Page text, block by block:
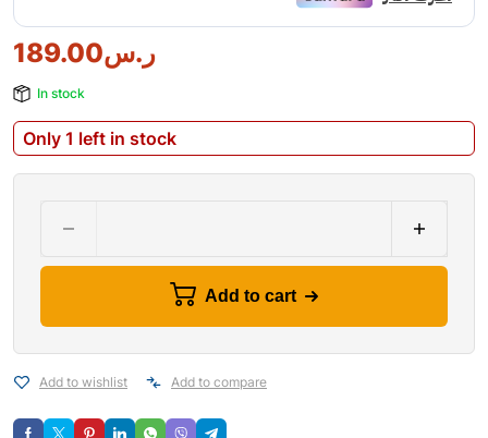
ر.س189.00
In stock
Only 1 left in stock
Add to cart
Add to wishlist Add to compare